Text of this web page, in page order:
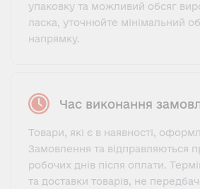
упаковку та можливий обсяг
ласка, уточнюйте мінімальний
напрямку.
Час виконання
Товари, які є в наявності,
Замовлення та відправляються
робочих днів після оплати.
та доставки товарів, не